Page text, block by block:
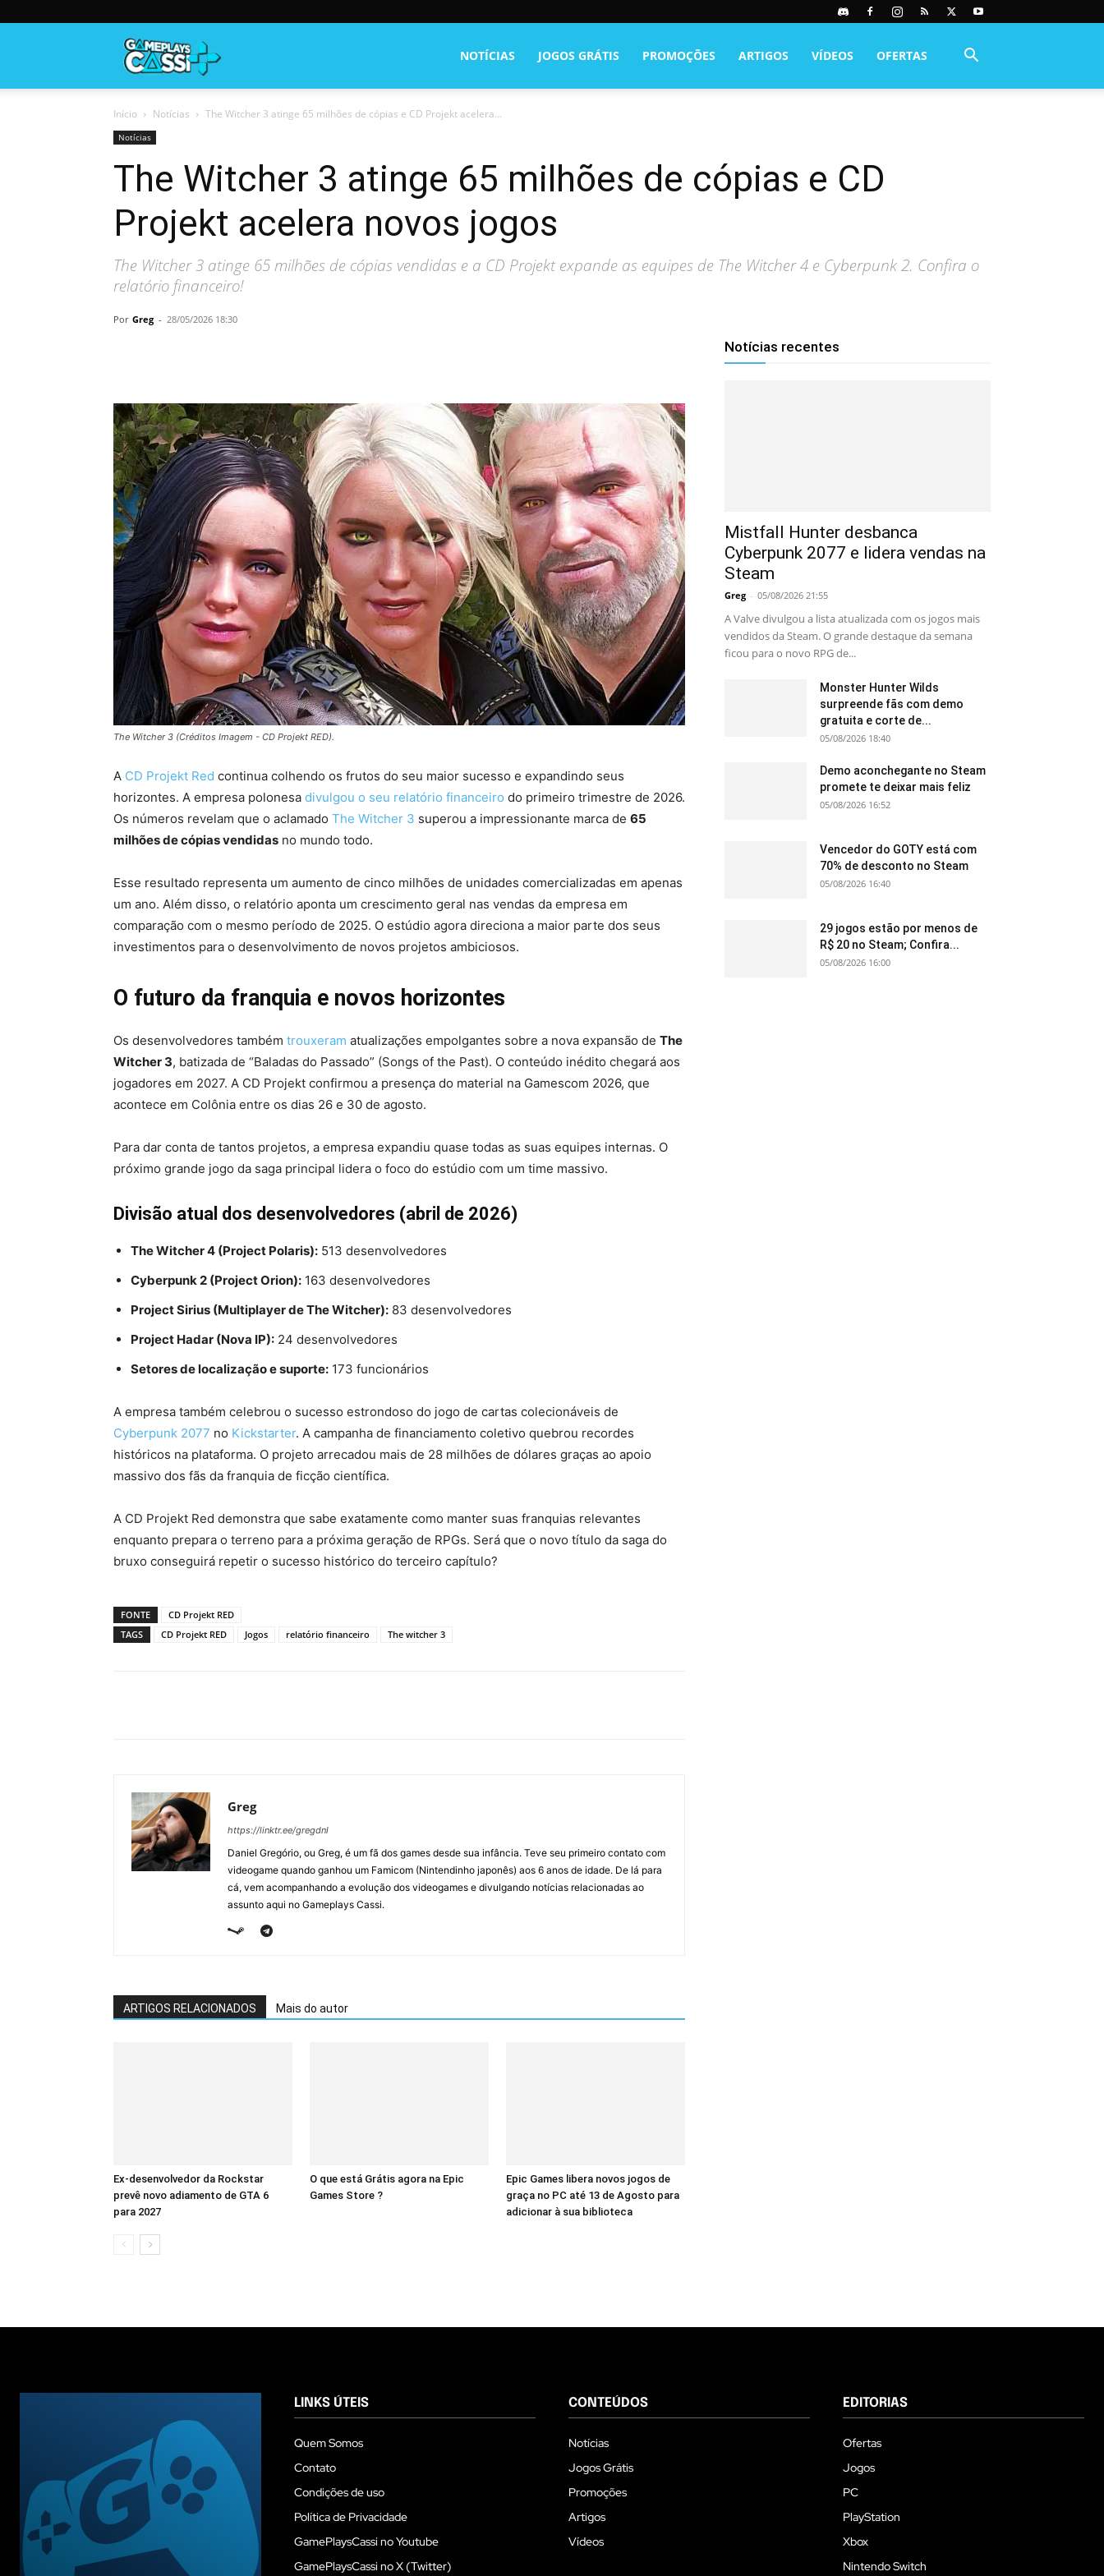
NOTÍCIAS JOGOS GRÁTIS PROMOÇÕES ARTIGOS VÍDEOS OFERTAS
Início Notícias The Witcher 3 atinge 65 milhões de cópias e CD Projekt acelera...
Notícias
The Witcher 3 atinge 65 milhões de cópias e CD
Projekt acelera novos jogos
The Witcher 3 atinge 65 milhões de cópias vendidas e a CD Projekt expande as equipes de The Witcher 4 e Cyberpunk 2. Confira o
relatório financeiro!
Por Greg - 28/05/2026 18:30
The Witcher 3 (Créditos Imagem - CD Projekt RED).
A CD Projekt Red continua colhendo os frutos do seu maior sucesso e expandindo seus
horizontes. A empresa polonesa divulgou o seu relatório financeiro do primeiro trimestre de 2026.
Os números revelam que o aclamado The Witcher 3 superou a impressionante marca de 65
milhões de cópias vendidas no mundo todo.
Esse resultado representa um aumento de cinco milhões de unidades comercializadas em apenas
um ano. Além disso, o relatório aponta um crescimento geral nas vendas da empresa em
comparação com o mesmo período de 2025. O estúdio agora direciona a maior parte dos seus
investimentos para o desenvolvimento de novos projetos ambiciosos.
O futuro da franquia e novos horizontes
Os desenvolvedores também trouxeram atualizações empolgantes sobre a nova expansão de The
Witcher 3, batizada de “Baladas do Passado” (Songs of the Past). O conteúdo inédito chegará aos
jogadores em 2027. A CD Projekt confirmou a presença do material na Gamescom 2026, que
acontece em Colônia entre os dias 26 e 30 de agosto.
Para dar conta de tantos projetos, a empresa expandiu quase todas as suas equipes internas. O
próximo grande jogo da saga principal lidera o foco do estúdio com um time massivo.
Divisão atual dos desenvolvedores (abril de 2026)
The Witcher 4 (Project Polaris): 513 desenvolvedores
Cyberpunk 2 (Project Orion): 163 desenvolvedores
Project Sirius (Multiplayer de The Witcher): 83 desenvolvedores
Project Hadar (Nova IP): 24 desenvolvedores
Setores de localização e suporte: 173 funcionários
A empresa também celebrou o sucesso estrondoso do jogo de cartas colecionáveis de
Cyberpunk 2077 no Kickstarter. A campanha de financiamento coletivo quebrou recordes
históricos na plataforma. O projeto arrecadou mais de 28 milhões de dólares graças ao apoio
massivo dos fãs da franquia de ficção científica.
A CD Projekt Red demonstra que sabe exatamente como manter suas franquias relevantes
enquanto prepara o terreno para a próxima geração de RPGs. Será que o novo título da saga do
bruxo conseguirá repetir o sucesso histórico do terceiro capítulo?
FONTE
CD Projekt RED
TAGS
CD Projekt RED Jogos relatório financeiro The witcher 3
Greg
https://linktr.ee/gregdnl
Daniel Gregório, ou Greg, é um fã dos games desde sua infância. Teve seu primeiro contato com
videogame quando ganhou um Famicom (Nintendinho japonês) aos 6 anos de idade. De lá para
cá, vem acompanhando a evolução dos videogames e divulgando notícias relacionadas ao
assunto aqui no Gameplays Cassi.
ARTIGOS RELACIONADOS Mais do autor
Ex-desenvolvedor da Rockstar
prevê novo adiamento de GTA 6
para 2027
O que está Grátis agora na Epic
Games Store ?
Epic Games libera novos jogos de
graça no PC até 13 de Agosto para
adicionar à sua biblioteca
Notícias recentes
Mistfall Hunter desbanca
Cyberpunk 2077 e lidera vendas na
Steam
Greg - 05/08/2026 21:55
A Valve divulgou a lista atualizada com os jogos mais
vendidos da Steam. O grande destaque da semana
ficou para o novo RPG de...
Monster Hunter Wilds
surpreende fãs com demo
gratuita e corte de...
05/08/2026 18:40
Demo aconchegante no Steam
promete te deixar mais feliz
05/08/2026 16:52
Vencedor do GOTY está com
70% de desconto no Steam
05/08/2026 16:40
29 jogos estão por menos de
R$ 20 no Steam; Confira...
05/08/2026 16:00
LINKS ÚTEIS
Quem Somos
Contato
Condições de uso
Política de Privacidade
GamePlaysCassi no Youtube
GamePlaysCassi no X (Twitter)
CONTEÚDOS
Notícias
Jogos Grátis
Promoções
Artigos
Vídeos
EDITORIAS
Ofertas
Jogos
PC
PlayStation
Xbox
Nintendo Switch